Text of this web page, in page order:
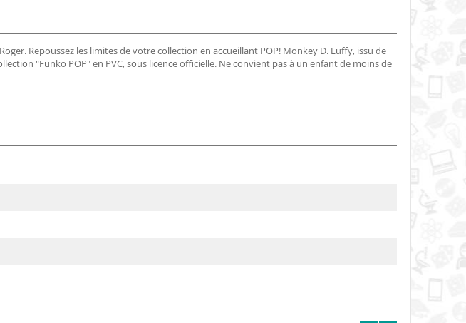
Repoussez les limites de votre collection en accueillant POP! Monkey D. Luffy, issu de
"Funko POP" en PVC, sous licence officielle. Ne convient pas à un enfant de moins de